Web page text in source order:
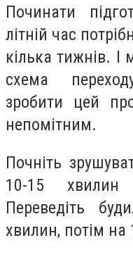
Починати
літній час
кілька тижнів.
схема
зробити цей
непомітним.
Почніть
10-15 хвилин
Переведіть
хвилин, потім на